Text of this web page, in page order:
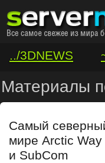
../3DNEWS
/VAR/
Материалы
Самый
мире Arctic
и SubCom